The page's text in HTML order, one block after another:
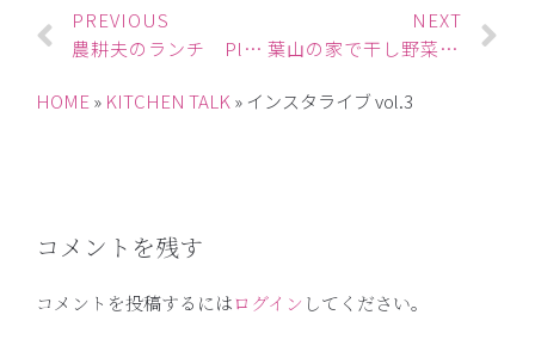
PREVIOUS
農耕夫のランチ Ploughman’s Lunch
NEXT
葉山の家で干し野菜の撮影
HOME» KITCHEN TALK» インスタライブ vol.3
コメントを残す
コメントを投稿するにはログイン してください。